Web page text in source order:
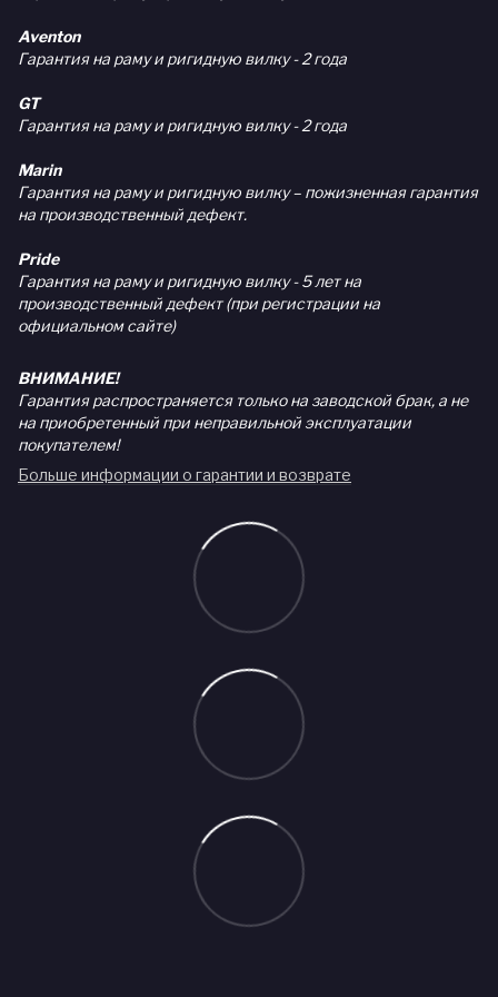
Aventon
Гарантия на раму и ригидную вилку - 2 года
GT
Гарантия на раму и ригидную вилку - 2 года
Marin
Гарантия на раму и ригидную вилку – пожизненная гарантия
на производственный дефект.
Pride
Гарантия на раму и ригидную вилку - 5 лет на
производственный дефект (при регистрации на
официальном сайте)
ВНИМАНИЕ!
Гарантия распространяется только на заводской брак, а не
на приобретенный при неправильной эксплуатации
покупателем!
Больше информации о гарантии и возврате